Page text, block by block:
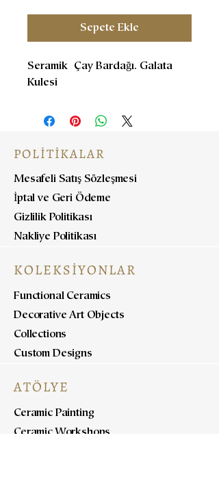
Sepete Ekle
Seramik Çay Bardağı. Galata
Kulesi
POLİTİKALAR
Mesafeli Satış Sözleşmesi
İptal ve Geri Ödeme
Gizlilik Politikası
Nakliye Politikası
KOLEKSİYONLAR
Functional Ceramics
Decorative Art Objects
Collections
Custom Designs
ATÖLYE
Ceramic Painting
Ceramic Workshops